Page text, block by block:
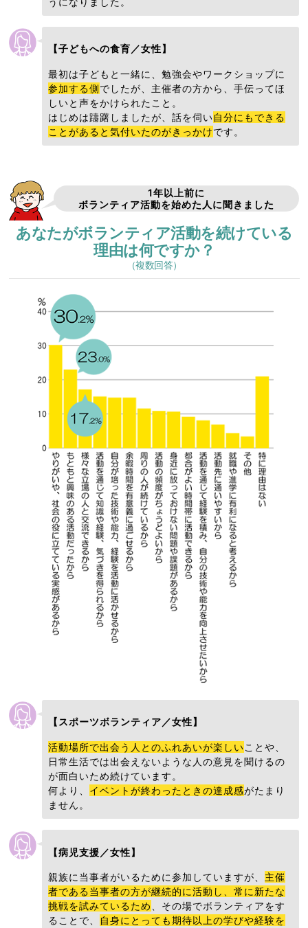
【子どもへの食育／女性】
最初は子どもと一緒に、勉強会やワークショップに
参加する側でしたが、主催者の方から、手伝ってほ
しいと声をかけられたこと。
はじめは躊躇しましたが、話を伺い自分にもできる
ことがあると気付いたのがきっかけです。
1年以上前に
ボランティア活動を始めた人に聞きました
あなたがボランティア活動を続けている
理由は何ですか？
（複数回答）
【スポーツボランティア／女性】
活動場所で出会う人とのふれあいが楽しいことや、
日常生活では出会えないような人の意見を聞けるの
が面白いため続けています。
何より、 イベントが終わったときの達成感がたまり
ません。
【病児支援／女性】
親族に当事者がいるために参加していますが、 主催
者である当事者の方が継続的に活動し、常に新たな
挑戦を試みているため、その場でボランティアをす
ることで、
自身にとっても期待以上の学びや経験を